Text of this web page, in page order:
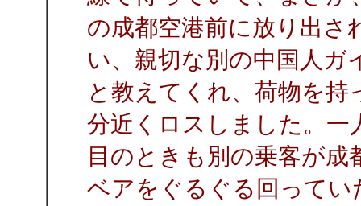
の成都空港前に放り出さ
い、親切な別の中国人ガ
と教えてくれ、荷物を
分近くロスしました。一
目のときも別の乗客が
ベアをぐるぐる回って